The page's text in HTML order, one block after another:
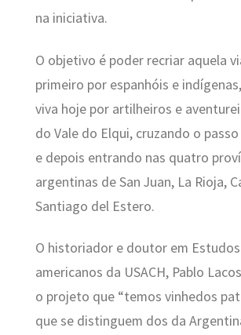
na iniciativa.
O objetivo é poder recriar aquela
primeiro por espanhóis e
viva hoje por artilheiros e
do Vale do Elqui, cruzando o
e depois entrando nas quatro
argentinas de San Juan, La Rioja,
Santiago del Estero.
O historiador e doutor em
americanos da USACH, Pablo
o projeto que “temos vinhedos
que se distinguem dos da